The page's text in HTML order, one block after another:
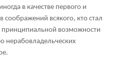
в качестве первого и
соображений всякого, кто стал
возможности
нерабовладельческих